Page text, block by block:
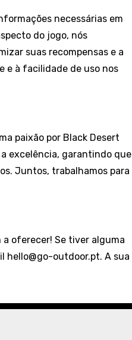
necessárias em
do jogo, nós
suas recompensas e a
e à facilidade de uso nos
paixão por Black Desert
excelência, garantindo que
Juntos, trabalhamos para
oferecer! Se tiver alguma
hello@go-outdoor.pt. A sua